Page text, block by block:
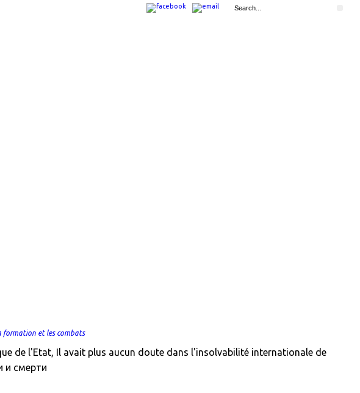
formation et les combats
de l'Etat, Il avait plus aucun doute dans l'insolvabilité internationale de
и смерти